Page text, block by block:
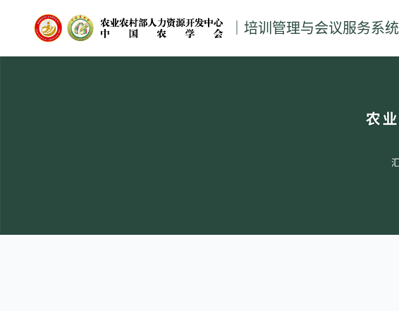
｜培训管理与会议服务系统